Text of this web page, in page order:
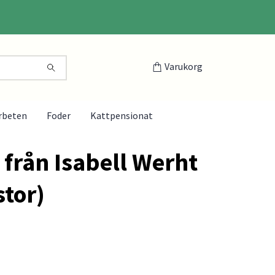
Varukorg
Foder Kattpensionat
Isabell Werht